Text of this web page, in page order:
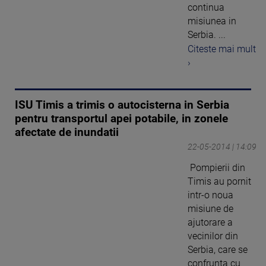
continua
misiunea in
Serbia. ...
Citeste mai mult
›
ISU Timis a trimis o autocisterna in Serbia
pentru transportul apei potabile, in zonele
afectate de inundatii
22-05-2014 | 14:09
Pompierii din
Timis au pornit
intr-o noua
misiune de
ajutorare a
vecinilor din
Serbia, care se
confrunta cu